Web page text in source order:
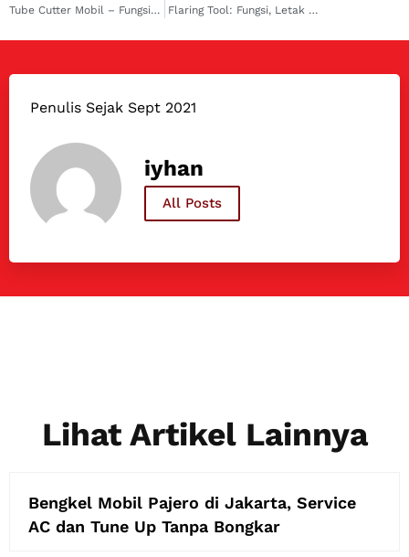
Tube Cutter Mobil – Fungsi, Cara Penggunaan, hingga Harganya Flaring Tool: Fungsi, Letak Penggunaan, dan Harganya
Penulis Sejak Sept 2021
iyhan
All Posts
Lihat Artikel Lainnya
Bengkel Mobil Pajero di Jakarta, Service
AC dan Tune Up Tanpa Bongkar